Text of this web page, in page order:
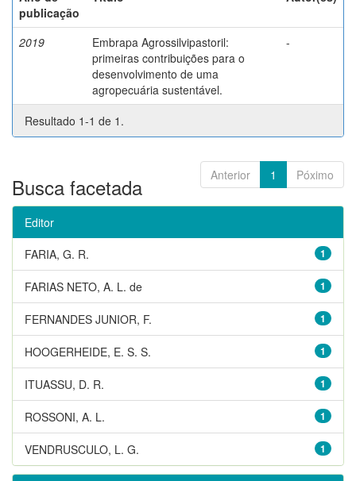
publicação
2019
Embrapa Agrossilvipastoril:
primeiras contribuições para o
desenvolvimento de uma
agropecuária sustentável.
-
Resultado 1-1 de 1.
Anterior 1 Póximo
Busca facetada
Editor
1
FARIA, G. R.
1
FARIAS NETO, A. L. de
1
FERNANDES JUNIOR, F.
1
HOOGERHEIDE, E. S. S.
1
ITUASSU, D. R.
1
ROSSONI, A. L.
1
VENDRUSCULO, L. G.